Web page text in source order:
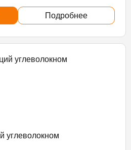
Подробнее
углеволокном